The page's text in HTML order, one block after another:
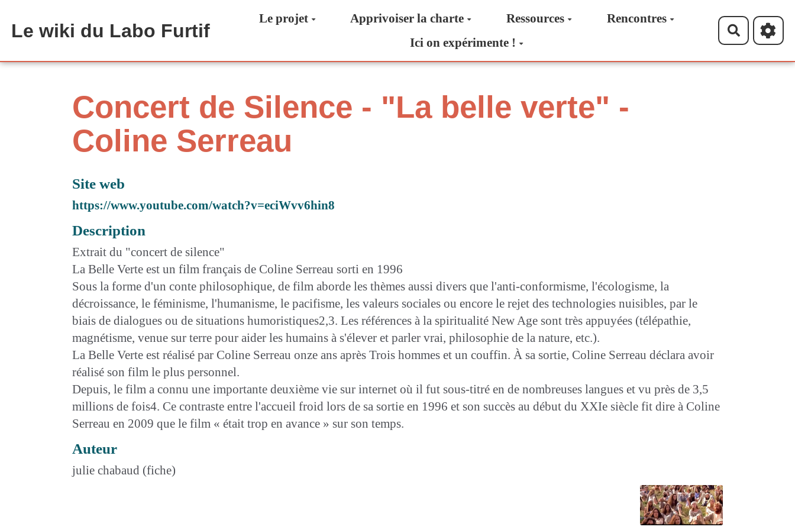
Le wiki du Labo Furtif
Le projet Apprivoiser la charte Ressources
Rencontres
Ici on expérimente !
Concert de Silence - "La belle verte" -
Coline Serreau
Site web
https://www.youtube.com/watch?v=eciWvv6hin8
Description
Extrait du "concert de silence"
La Belle Verte est un film français de Coline Serreau sorti en 1996
Sous la forme d'un conte philosophique, de film aborde les thèmes aussi divers que l'anti-conformisme, l'écologisme, la
décroissance, le féminisme, l'humanisme, le pacifisme, les valeurs sociales ou encore le rejet des technologies nuisibles, par le
biais de dialogues ou de situations humoristiques2,3. Les références à la spiritualité New Age sont très appuyées (télépathie,
magnétisme, venue sur terre pour aider les humains à s'élever et parler vrai, philosophie de la nature, etc.).
La Belle Verte est réalisé par Coline Serreau onze ans après Trois hommes et un couffin. À sa sortie, Coline Serreau déclara avoir
réalisé son film le plus personnel.
Depuis, le film a connu une importante deuxième vie sur internet où il fut sous-titré en de nombreuses langues et vu près de 3,5
millions de fois4. Ce contraste entre l'accueil froid lors de sa sortie en 1996 et son succès au début du XXIe siècle fit dire à Coline
Serreau en 2009 que le film « était trop en avance » sur son temps.
Auteur
julie chabaud (fiche)